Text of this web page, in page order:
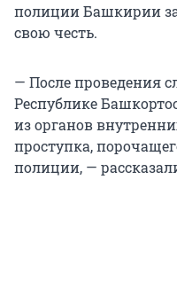
полиции Башкирии
свою честь.
— После проведения
Республике
из органов
проступка,
полиции, —